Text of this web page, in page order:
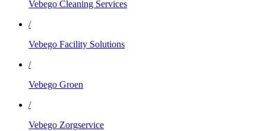
Vebego Cleaning Services
/
Vebego Facility Solutions
/
Vebego Groen
/
Vebego Zorgservice